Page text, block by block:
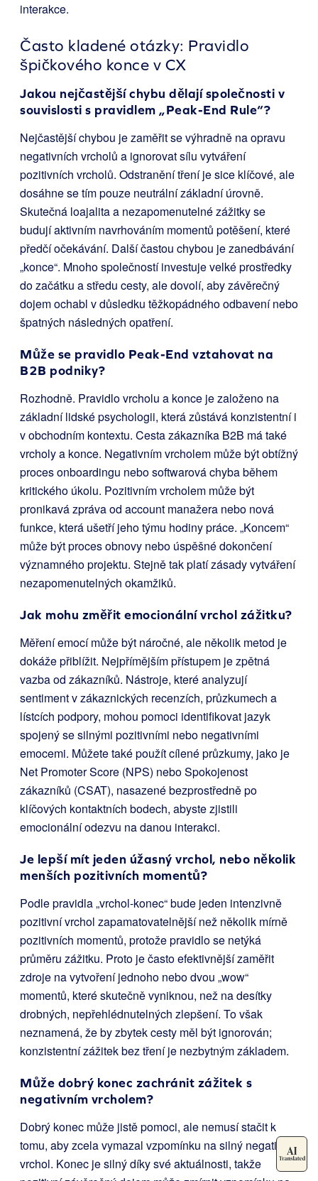
interakce.
Často kladené otázky: Pravidlo
špičkového konce v CX
Jakou nejčastější chybu dělají společnosti v
souvislosti s pravidlem „Peak-End Rule“?
Nejčastější chybou je zaměřit se výhradně na opravu
negativních vrcholů a ignorovat sílu vytváření
pozitivních vrcholů. Odstranění tření je sice klíčové, ale
dosáhne se tím pouze neutrální základní úrovně.
Skutečná loajalita a nezapomenutelné zážitky se
budují aktivním navrhováním momentů potěšení, které
předčí očekávání. Další častou chybou je zanedbávání
„konce“. Mnoho společností investuje velké prostředky
do začátku a středu cesty, ale dovolí, aby závěrečný
dojem ochabl v důsledku těžkopádného odbavení nebo
špatných následných opatření.
Může se pravidlo Peak-End vztahovat na
B2B podniky?
Rozhodně. Pravidlo vrcholu a konce je založeno na
základní lidské psychologii, která zůstává konzistentní i
v obchodním kontextu. Cesta zákazníka B2B má také
vrcholy a konce. Negativním vrcholem může být obtížný
proces onboardingu nebo softwarová chyba během
kritického úkolu. Pozitivním vrcholem může být
pronikavá zpráva od account manažera nebo nová
funkce, která ušetří jeho týmu hodiny práce. „Koncem“
může být proces obnovy nebo úspěšné dokončení
významného projektu. Stejně tak platí zásady vytváření
nezapomenutelných okamžiků.
Jak mohu změřit emocionální vrchol zážitku?
Měření emocí může být náročné, ale několik metod je
dokáže přiblížit. Nejpřímějším přístupem je zpětná
vazba od zákazníků. Nástroje, které analyzují
sentiment v zákaznických recenzích, průzkumech a
lístcích podpory, mohou pomoci identifikovat jazyk
spojený se silnými pozitivními nebo negativními
emocemi. Můžete také použít cílené průzkumy, jako je
Net Promoter Score (NPS) nebo Spokojenost
zákazníků (CSAT), nasazené bezprostředně po
klíčových kontaktních bodech, abyste zjistili
emocionální odezvu na danou interakci.
Je lepší mít jeden úžasný vrchol, nebo několik
menších pozitivních momentů?
Podle pravidla „vrchol-konec“ bude jeden intenzivně
pozitivní vrchol zapamatovatelnější než několik mírně
pozitivních momentů, protože pravidlo se netýká
průměru zážitku. Proto je často efektivnější zaměřit
zdroje na vytvoření jednoho nebo dvou „wow“
momentů, které skutečně vyniknou, než na desítky
drobných, nepřehlédnutelných zlepšení. To však
neznamená, že by zbytek cesty měl být ignorován;
konzistentní zážitek bez tření je nezbytným základem.
Může dobrý konec zachránit zážitek s
negativním vrcholem?
Dobrý konec může jistě pomoci, ale nemusí stačit k
tomu, aby zcela vymazal vzpomínku na silný negativní
vrchol. Konec je silný díky své aktuálnosti, takže